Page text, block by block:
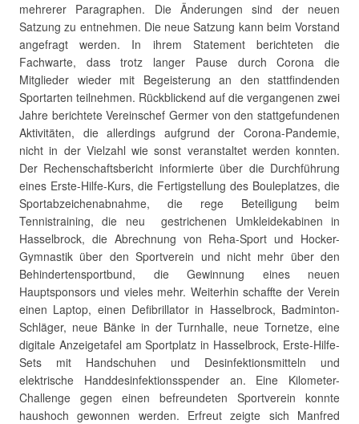
mehrerer Paragraphen. Die Änderungen sind der neuen
Satzung zu entnehmen. Die neue Satzung kann beim Vorstand
angefragt werden. In ihrem Statement berichteten die
Fachwarte, dass trotz langer Pause durch Corona die
Mitglieder wieder mit Begeisterung an den stattfindenden
Sportarten teilnehmen. Rückblickend auf die vergangenen zwei
Jahre berichtete Vereinschef Germer von den stattgefundenen
Aktivitäten, die allerdings aufgrund der Corona-Pandemie,
nicht in der Vielzahl wie sonst veranstaltet werden konnten.
Der Rechenschaftsbericht informierte über die Durchführung
eines Erste-Hilfe-Kurs, die Fertigstellung des Bouleplatzes, die
Sportabzeichenabnahme, die rege Beteiligung beim
Tennistraining, die neu gestrichenen Umkleidekabinen in
Hasselbrock, die Abrechnung von Reha-Sport und Hocker-
Gymnastik über den Sportverein und nicht mehr über den
Behindertensportbund, die Gewinnung eines neuen
Hauptsponsors und vieles mehr. Weiterhin schaffte der Verein
einen Laptop, einen Defibrillator in Hasselbrock, Badminton-
Schläger, neue Bänke in der Turnhalle, neue Tornetze, eine
digitale Anzeigetafel am Sportplatz in Hasselbrock, Erste-Hilfe-
Sets mit Handschuhen und Desinfektionsmitteln und
elektrische Handdesinfektionsspender an. Eine Kilometer-
Challenge gegen einen befreundeten Sportverein konnte
haushoch gewonnen werden. Erfreut zeigte sich Manfred